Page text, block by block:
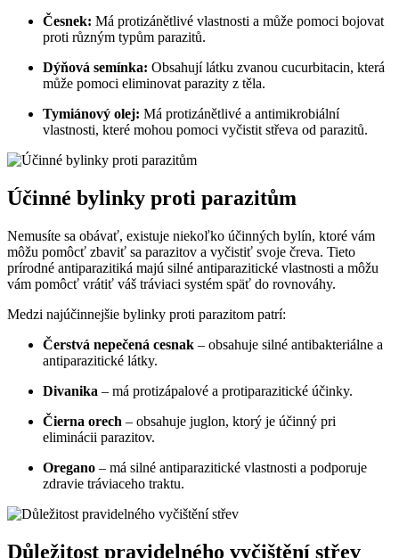
Česnek: Má protizánětlivé vlastnosti a může pomoci bojovat
proti různým typům parazitů.
Dýňová semínka: Obsahují látku zvanou cucurbitacin, která
může pomoci eliminovat parazity z těla.
Tymiánový olej: Má protizánětlivé a antimikrobiální
vlastnosti, které mohou pomoci vyčistit střeva od parazitů.
Účinné bylinky proti parazitům
Nemusíte sa obávať, existuje niekoľko účinných bylín, ktoré vám
môžu pomôcť zbaviť sa parazitov a vyčistiť svoje čreva. Tieto
prírodné antiparazitiká majú silné antiparazitické vlastnosti a môžu
vám pomôcť vrátiť váš tráviaci systém späť do rovnováhy.
Medzi najúčinnejšie bylinky proti parazitom patrí:
Čerstvá nepečená cesnak – obsahuje silné antibakteriálne a
antiparazitické látky.
Divanika – má protizápalové a protiparazitické účinky.
Čierna orech – obsahuje juglon, ktorý je účinný pri
eliminácii parazitov.
Oregano – má silné antiparazitické vlastnosti a podporuje
zdravie tráviaceho traktu.
Důležitost pravidelného vyčištění střev